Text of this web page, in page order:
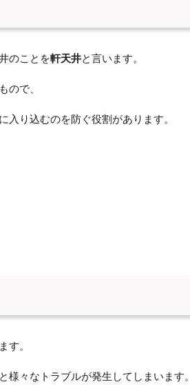
のことを軒天井と言います。
ので、
入り込むのを防ぐ役割があります。
す。
様々なトラブルが発生してしまいます。